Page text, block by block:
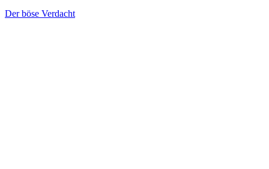
Der böse Verdacht